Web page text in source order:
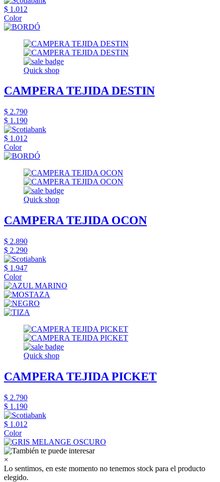
$ 1.012
Color
Quick shop
CAMPERA TEJIDA DESTIN
$ 2.790
$ 1.190
$ 1.012
Color
Quick shop
CAMPERA TEJIDA OCON
$ 2.890
$ 2.290
$ 1.947
Color
Quick shop
CAMPERA TEJIDA PICKET
$ 2.790
$ 1.190
$ 1.012
Color
×
Lo sentimos, en este momento no tenemos stock para el producto
elegido.